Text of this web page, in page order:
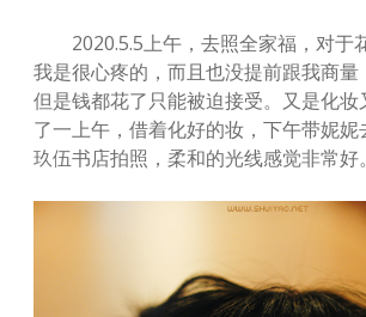
2020.5.5上午，去照全家福，对于
我是很心疼的，而且也没提前跟我商量
但是钱都花了只能被迫接受。又是化
了一上午，借着化好的妆，下午带妮妮
玖伍书店拍照，柔和的光线感觉非常好。